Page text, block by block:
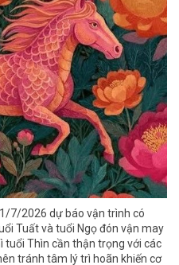
7/2026 dự báo vận trình có
Tuất và tuổi Ngọ đón vận may
tuổi Thìn cần thận trọng với các
tránh tâm lý trì hoãn khiến cơ